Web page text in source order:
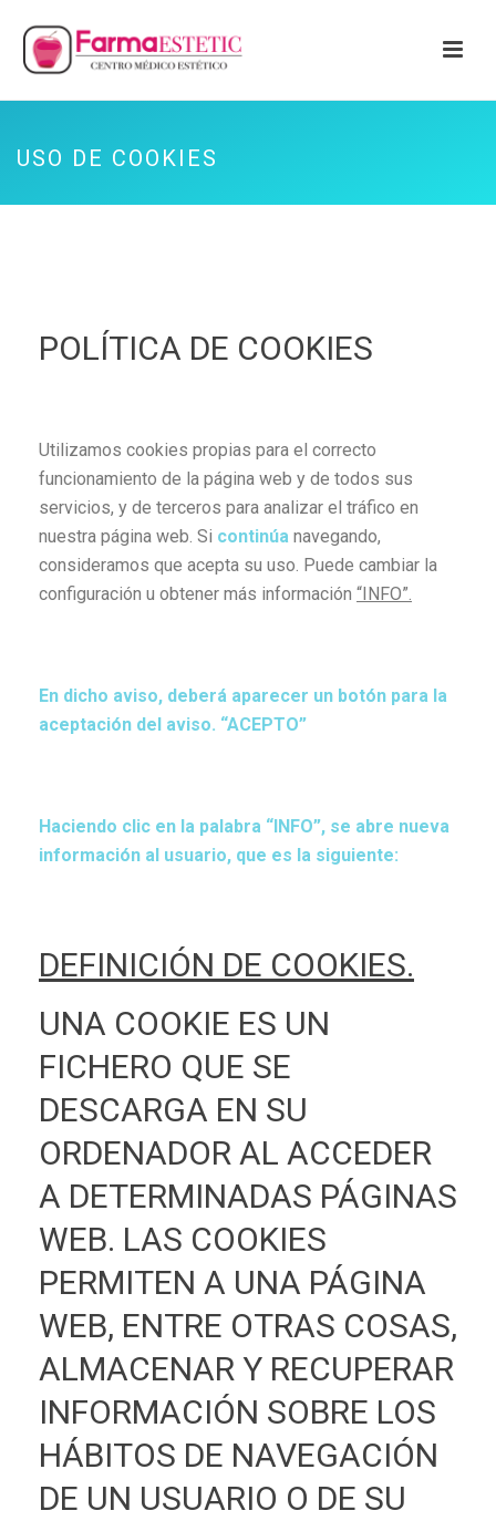
USO DE COOKIES
POLÍTICA DE COOKIES
Utilizamos cookies propias para el correcto
funcionamiento de la página web y de todos sus
servicios, y de terceros para analizar el tráfico en
nuestra página web. Si continúa navegando,
consideramos que acepta su uso. Puede cambiar la
configuración u obtener más información “INFO”.
En dicho aviso, deberá aparecer un botón para la
aceptación del aviso. “ACEPTO”
Haciendo clic en la palabra “INFO”, se abre nueva
información al usuario, que es la siguiente:
DEFINICIÓN DE COOKIES.
UNA COOKIE ES UN
FICHERO QUE SE
DESCARGA EN SU
ORDENADOR AL ACCEDER
A DETERMINADAS PÁGINAS
WEB. LAS COOKIES
PERMITEN A UNA PÁGINA
WEB, ENTRE OTRAS COSAS,
ALMACENAR Y RECUPERAR
INFORMACIÓN SOBRE LOS
HÁBITOS DE NAVEGACIÓN
DE UN USUARIO O DE SU